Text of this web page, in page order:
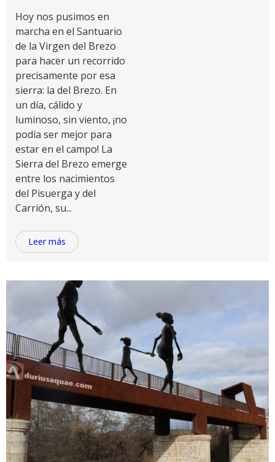
Hoy nos pusimos en
marcha en el Santuario
de la Virgen del Brezo
para hacer un recorrido
precisamente por esa
sierra: la del Brezo. En
un día, cálido y
luminoso, sin viento, ¡no
podía ser mejor para
estar en el campo! La
Sierra del Brezo emerge
entre los nacimientos
del Pisuerga y del
Carrión, su...
Leer más